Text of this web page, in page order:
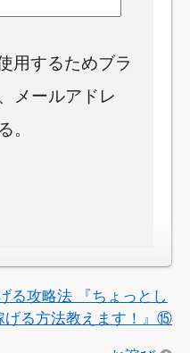
用するためブラ
メールアドレ
。
る攻略法 『ちょっとし
げる方法教えます！』⑮